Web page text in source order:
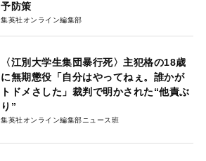
予防策
集英社オンライン編集部
〈江別大学生集団暴行死〉主犯格の18歳
に無期懲役「自分はやってねぇ。誰かが
トドメさした」裁判で明かされた“他責ぶ
り”
集英社オンライン編集部ニュース班